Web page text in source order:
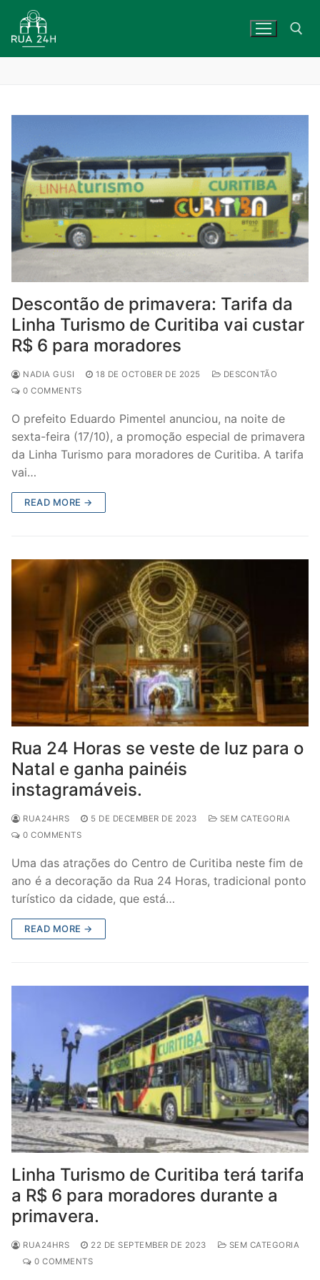
content
Descontão de primavera: Tarifa da
Linha Turismo de Curitiba vai custar
R$ 6 para moradores
NADIA GUSI 18 DE OCTOBER DE 2025
DESCONTÃO
0 COMMENTS
O prefeito Eduardo Pimentel anunciou, na noite de
sexta-feira (17/10), a promoção especial de primavera
da Linha Turismo para moradores de Curitiba. A tarifa
vai…
READ MORE →
Rua 24 Horas se veste de luz para o
Natal e ganha painéis
instagramáveis.
RUA24HRS 5 DE DECEMBER DE 2023
SEM CATEGORIA
0 COMMENTS
Uma das atrações do Centro de Curitiba neste fim de
ano é a decoração da Rua 24 Horas, tradicional ponto
turístico da cidade, que está…
READ MORE →
Linha Turismo de Curitiba terá tarifa
a R$ 6 para moradores durante a
primavera.
RUA24HRS 22 DE SEPTEMBER DE 2023
SEM CATEGORIA
0 COMMENTS